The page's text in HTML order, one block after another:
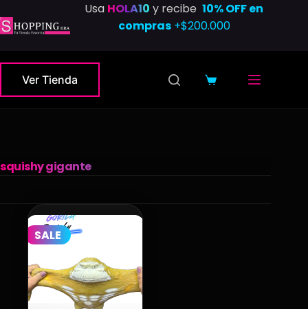
al
Usa HOLA10 y recibe10% OFF en
compras+$200.000
Ver Tienda
Carro
squishy gigante
SALE